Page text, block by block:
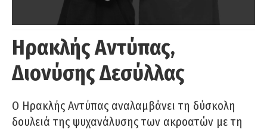
Ηρακλής Αντύπας,
Διονύσης Δεσύλλας
Ο Ηρακλής Αντύπας αναλαμβάνει τη δύσκολη
δουλειά της ψυχανάλυσης των ακροατών με τη